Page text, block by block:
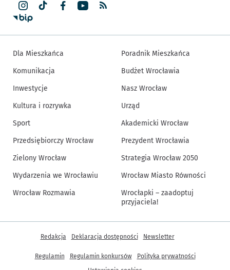
Dla Mieszkańca
Komunikacja
Inwestycje
Kultura i rozrywka
Sport
Przedsiębiorczy Wrocław
Zielony Wrocław
Wydarzenia we Wrocławiu
Wrocław Rozmawia
Poradnik Mieszkańca
Budżet Wrocławia
Nasz Wrocław
Urząd
Akademicki Wrocław
Prezydent Wrocławia
Strategia Wrocław 2050
Wrocław Miasto Równości
Wrocłapki – zaadoptuj
przyjaciela!
Inne informacje
Redakcja Deklaracja dostępności Newsletter
Regulamin Regulamin konkursów
Polityka prywatności